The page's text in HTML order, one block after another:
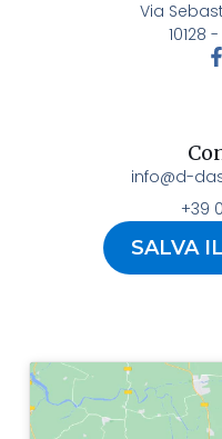
Via
10128
info@d-
+39
SALVA